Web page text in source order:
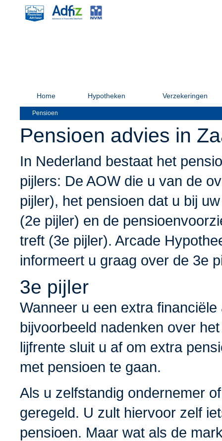
Home Hypotheken Verzekeringen
Pensioen
Pensioen advies in
In Nederland bestaat het
pijlers: De AOW die u van de
pijler), het pensioen dat u bij
(2e pijler) en de
treft (3e pijler). Arcade
informeert u graag over de 3e
3e pijler
Wanneer u een extra
bijvoorbeeld nadenken over
lijfrente sluit u af om extra
met pensioen te gaan.
Als u zelfstandig ondernemer
geregeld. U zult hiervoor zelf
pensioen. Maar wat als de